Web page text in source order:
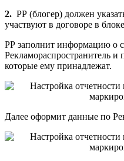
2. РР (блогер) должен
участвуют в договоре в блоке
РР заполнит информацию о
Рекламораспространитель
которые ему принадлежат.
Далее оформит данные по